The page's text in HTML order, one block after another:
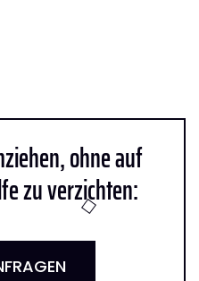
ohne auf
zu verzichten: